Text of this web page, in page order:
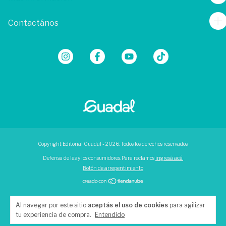
Al navegar por este sitio aceptás el uso de cookies para agilizar
tu experiencia de compra.
Entendido
Contactános
Copyright Editorial Guadal - 2026. Todos los derechos reservados.
Defensa de las y los consumidores. Para reclamos ingresá acá.
Botón de arrepentimiento